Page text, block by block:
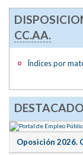
CC.AA.
Índices por
Oposición 2026.